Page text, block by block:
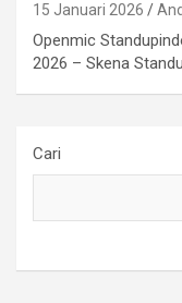
15 Januari 2026
Openmic
2026 – Skena
Cari